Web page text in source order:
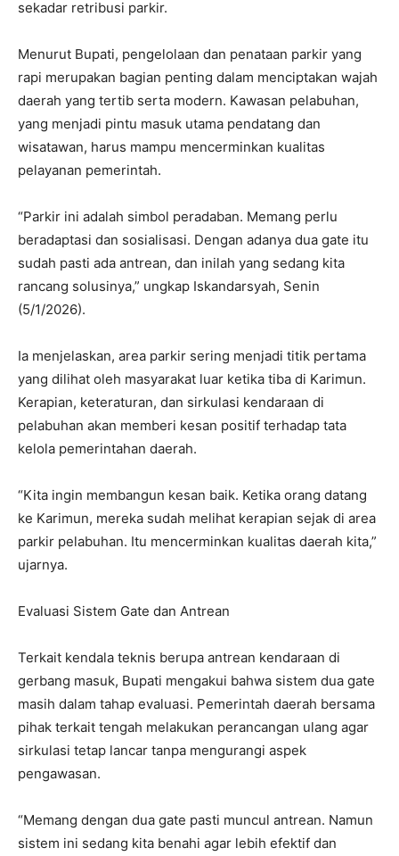
sekadar retribusi parkir.
Menurut Bupati, pengelolaan dan penataan parkir yang
rapi merupakan bagian penting dalam menciptakan wajah
daerah yang tertib serta modern. Kawasan pelabuhan,
yang menjadi pintu masuk utama pendatang dan
wisatawan, harus mampu mencerminkan kualitas
pelayanan pemerintah.
“Parkir ini adalah simbol peradaban. Memang perlu
beradaptasi dan sosialisasi. Dengan adanya dua gate itu
sudah pasti ada antrean, dan inilah yang sedang kita
rancang solusinya,” ungkap Iskandarsyah, Senin
(5/1/2026).
Ia menjelaskan, area parkir sering menjadi titik pertama
yang dilihat oleh masyarakat luar ketika tiba di Karimun.
Kerapian, keteraturan, dan sirkulasi kendaraan di
pelabuhan akan memberi kesan positif terhadap tata
kelola pemerintahan daerah.
“Kita ingin membangun kesan baik. Ketika orang datang
ke Karimun, mereka sudah melihat kerapian sejak di area
parkir pelabuhan. Itu mencerminkan kualitas daerah kita,”
ujarnya.
Evaluasi Sistem Gate dan Antrean
Terkait kendala teknis berupa antrean kendaraan di
gerbang masuk, Bupati mengakui bahwa sistem dua gate
masih dalam tahap evaluasi. Pemerintah daerah bersama
pihak terkait tengah melakukan perancangan ulang agar
sirkulasi tetap lancar tanpa mengurangi aspek
pengawasan.
“Memang dengan dua gate pasti muncul antrean. Namun
sistem ini sedang kita benahi agar lebih efektif dan